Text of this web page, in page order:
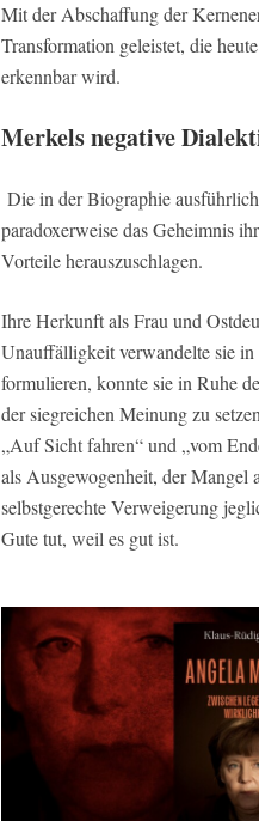
Mit der Abschaffung der
Transformation geleistet, die
erkennbar wird.
Merkels negative
Die in der Biographie
paradoxerweise das Geheimnis
Vorteile herauszuschlagen.
Ihre Herkunft als Frau und
Unauffälligkeit verwandelte sie
formulieren, konnte sie in Ruhe
der siegreichen Meinung zu
„Auf Sicht fahren“ und „vom
als Ausgewogenheit, der Mangel
selbstgerechte Verweigerung
Gute tut, weil es gut ist.